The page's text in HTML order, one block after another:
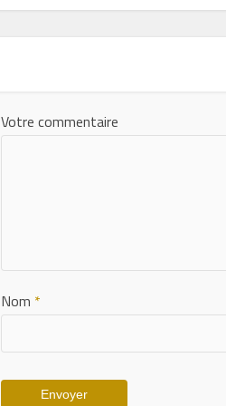
Votre commentaire
Nom *